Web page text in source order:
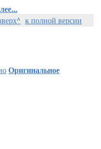
к полной версии
Оригинальное